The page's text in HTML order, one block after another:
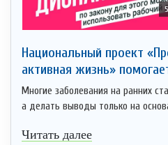
Национальный проект
активная жизнь»
Многие заболевания на ранних
а делать выводы только на
Читать далее